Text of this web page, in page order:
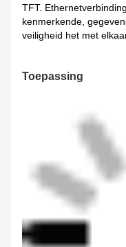
TFT.
kenmerkende,
veiligheid het met
Toepassing